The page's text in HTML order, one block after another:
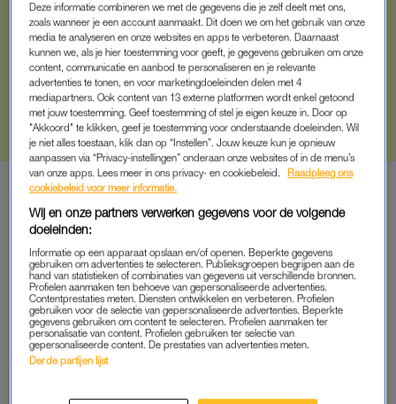
meest gelezen
REAL LIFE
Nina (23) heeft een huidaandoening die haar vulva aantast:
'Mijn clitorishoed is deels vergroeid'
2
LINDA.MEIDEN
Isa is fulltime kledingontwerper: 'Ik verdien nog geen
minimumloon'
Deze informatie combineren we met de gegevens die je zelf deelt met ons,
zoals wanneer je een account aanmaakt. Dit doen we om het gebruik van onze
media te analyseren en onze websites en apps te verbeteren. Daarnaast
kunnen we, als je hier toestemming voor geeft, je gegevens gebruiken om onze
content, communicatie en aanbod te personaliseren en je relevante
advertenties te tonen, en voor marketingdoeleinden delen met 4
mediapartners. Ook content van 13 externe platformen wordt enkel getoond
met jouw toestemming. Geef toestemming of stel je eigen keuze in. Door op
"Akkoord" te klikken, geef je toestemming voor onderstaande doeleinden. Wil
je niet alles toestaan, klik dan op “Instellen”. Jouw keuze kun je opnieuw
aanpassen via “Privacy-instellingen” onderaan onze websites of in de menu’s
van onze apps. Lees meer in ons privacy- en cookiebeleid.
Raadpleeg ons
cookiebeleid voor meer informatie.
Wij en onze partners verwerken gegevens voor de volgende
doeleinden:
Informatie op een apparaat opslaan en/of openen. Beperkte gegevens
gebruiken om advertenties te selecteren. Publieksgroepen begrijpen aan de
hand van statistieken of combinaties van gegevens uit verschillende bronnen.
Profielen aanmaken ten behoeve van gepersonaliseerde advertenties.
Contentprestaties meten. Diensten ontwikkelen en verbeteren. Profielen
gebruiken voor de selectie van gepersonaliseerde advertenties. Beperkte
gegevens gebruiken om content te selecteren. Profielen aanmaken ter
personalisatie van content. Profielen gebruiken ter selectie van
gepersonaliseerde content. De prestaties van advertenties meten.
Derde partijen lijst